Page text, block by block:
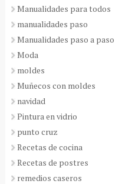
Manualidades para todos
manualidades paso
Manualidades paso a paso
Moda
moldes
Muñecos con moldes
navidad
Pintura en vidrio
punto cruz
Recetas de cocina
Recetas de postres
remedios caseros